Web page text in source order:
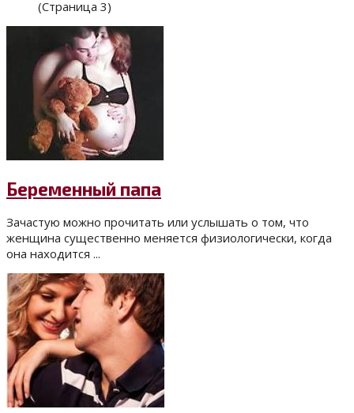
(Страница 3)
Беременный папа
Зачастую можно прочитать или услышать о том, что
женщина существенно меняется физиологически, когда
она находится ...